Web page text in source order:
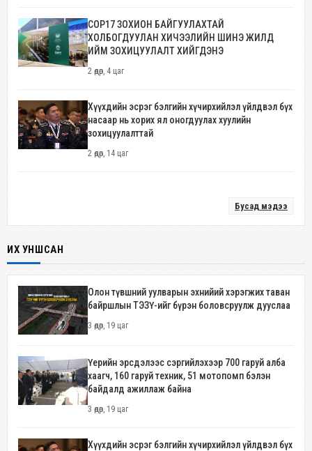
COP17 ЗОХИОН БАЙГУУЛАХТАЙ
ХОЛБОГДУУЛАН ХИЧЭЭЛИЙН ШИНЭ ЖИЛД
ИЙМ ЗОХИЦУУЛАЛТ ХИЙГДЭНЭ
2 өдөр, 4 цаг
Хүүхдийн эсрэг бэлгийн хүчирхийлэл үйлдвэл бүх
насаар нь хорих ял оногдуулах хуулийн
зохицуулалттай
2 өдөр, 14 цаг
Бусад мэдээ
ИХ УНШСАН
Олон түвшний уулварын эхнийий хэрэгжих таван
байршлын ТЭЗҮ-ийг бүрэн боловсруулж дууслаа
3 өдөр, 19 цаг
Үерийн эрсдэлээс сэргийлэхээр 700 гаруй алба
хаагч, 160 гаруй техник, 51 мотопомп бэлэн
байдалд ажиллаж байна
3 өдөр, 19 цаг
Хүүхдийн эсрэг бэлгийн хүчирхийлэл үйлдвэл бүх